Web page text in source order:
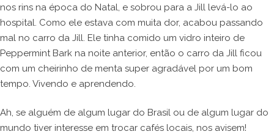
nos rins na época do Natal, e sobrou para a Jill levá-lo ao
hospital. Como ele estava com muita dor, acabou passando
mal no carro da Jill. Ele tinha comido um vidro inteiro de
Peppermint Bark na noite anterior, então o carro da Jill ficou
com um cheirinho de menta super agradável por um bom
tempo. Vivendo e aprendendo.
Ah, se alguém de algum lugar do Brasil ou de algum lugar do
mundo tiver interesse em trocar cafés locais, nos avisem!